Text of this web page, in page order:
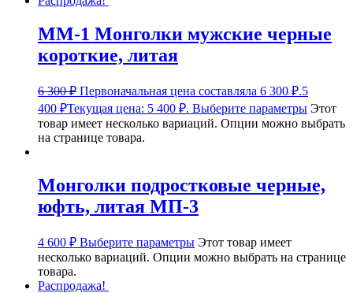
ММ-1 Монголки мужские черные
короткие, литая
6 300₽ Первоначальная цена составляла 6 300 ₽.5
400 ₽Текущая цена: 5 400 ₽. Выберите параметры Этот
товар имеет несколько вариаций. Опции можно выбрать
на странице товара.
Монголки подростковые черные,
юфть, литая МП-3
4 600 ₽ Выберите параметры Этот товар имеет
несколько вариаций. Опции можно выбрать на странице
товара.
Распродажа!